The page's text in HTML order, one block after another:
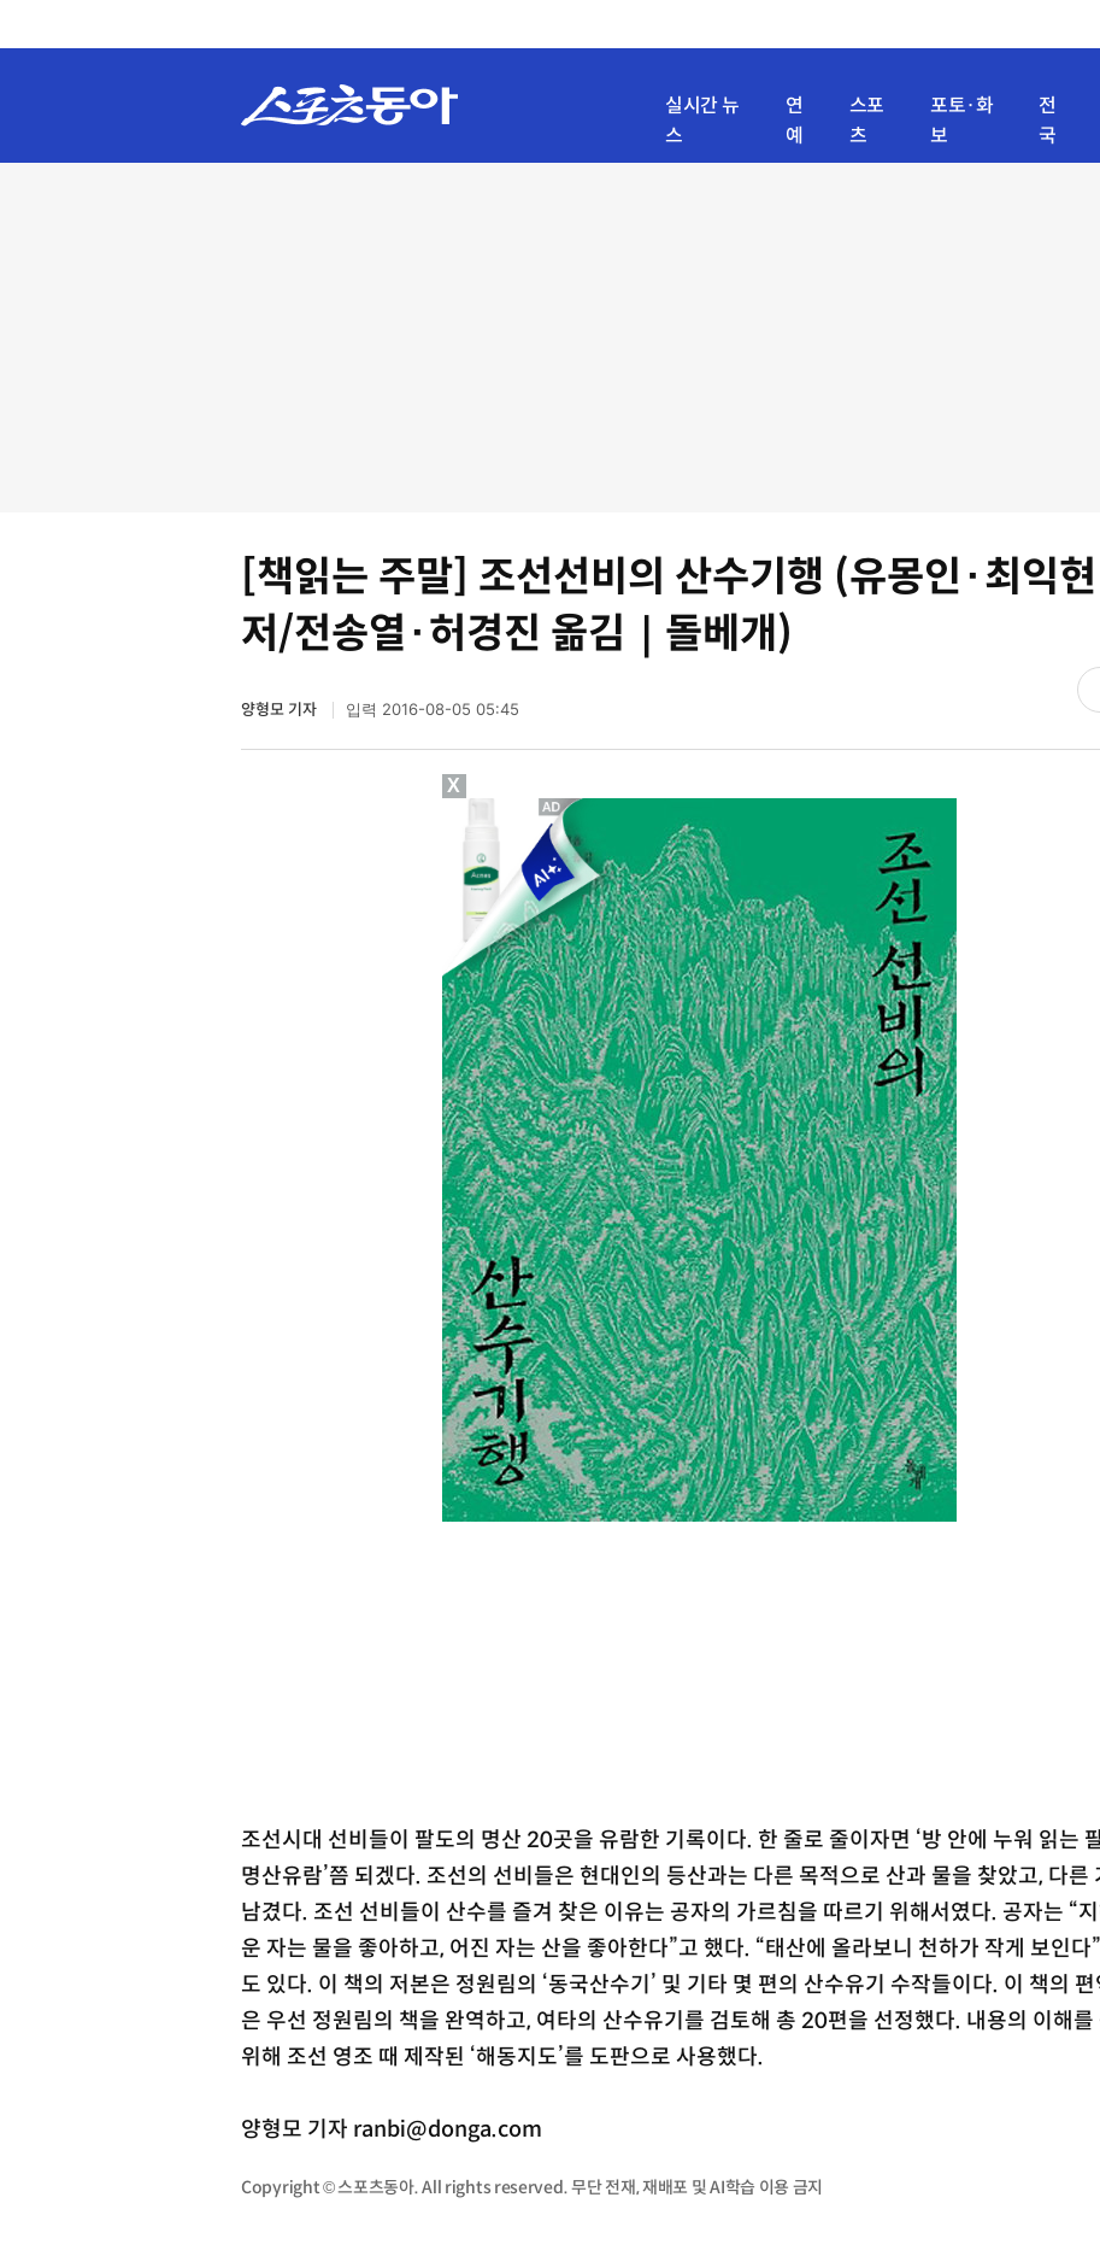
실시간 뉴
스
연
예
스포
츠
포토·화
보
전
국
[책읽는 주말] 조선선비의 산수기행 (유몽인·최익현
저/전송열·허경진 옮김｜돌베개)
양형모 기자 입력 2016-08-05 05:45
조선시대 선비들이 팔도의 명산 20곳을 유람한 기록이다. 한 줄로 줄이자면 ‘방 안에 누워 읽는
명산유람’쯤 되겠다. 조선의 선비들은 현대인의 등산과는 다른 목적으로 산과 물을 찾았고, 다른
남겼다. 조선 선비들이 산수를 즐겨 찾은 이유는 공자의 가르침을 따르기 위해서였다. 공자는 “
운 자는 물을 좋아하고, 어진 자는 산을 좋아한다”고 했다. “태산에 올라보니 천하가 작게 보인다
도 있다. 이 책의 저본은 정원림의 ‘동국산수기’ 및 기타 몇 편의 산수유기 수작들이다. 이 책의
은 우선 정원림의 책을 완역하고, 여타의 산수유기를 검토해 총 20편을 선정했다. 내용의 이해를
위해 조선 영조 때 제작된 ‘해동지도’를 도판으로 사용했다.
양형모 기자 ranbi@donga.com
Copyright © 스포츠동아. All rights reserved. 무단 전재, 재배포 및 AI학습 이용 금지
X